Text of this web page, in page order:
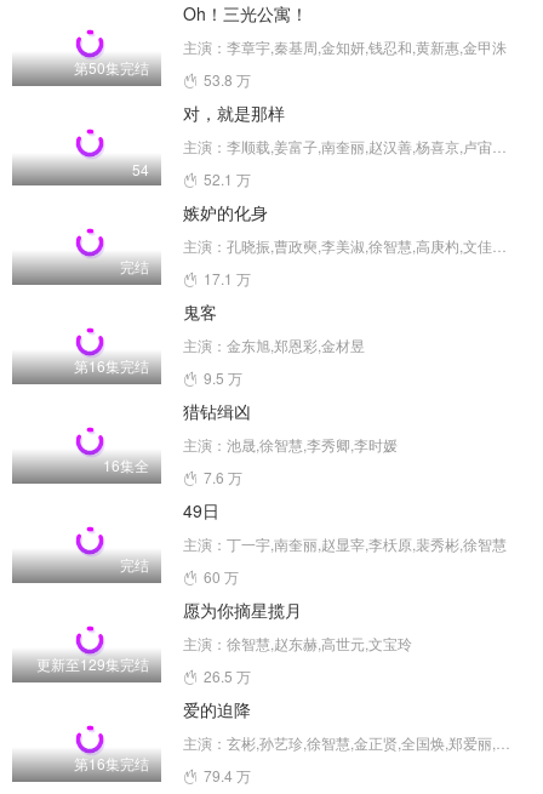
第50集完结
Oh！三光公寓！
主演：李章宇,秦基周,金知妍,钱忍和,黄新惠,金甲洙
53.8 万
54
对，就是那样
52.1 万
完结
嫉妒的化身
17.1 万
第16集完结
鬼客
主演：金东旭,郑恩彩,金材昱
9.5 万
16集全
猎钻缉凶
主演：池晟,徐智慧,李秀卿,李时媛
7.6 万
完结
49日
主演：丁一宇,南奎丽,赵显宰,李枖原,裴秀彬,徐智慧
60 万
更新至129集完结
愿为你摘星揽月
主演：徐智慧,赵东赫,高世元,文宝玲
26.5 万
第16集完结
爱的迫降
79.4 万